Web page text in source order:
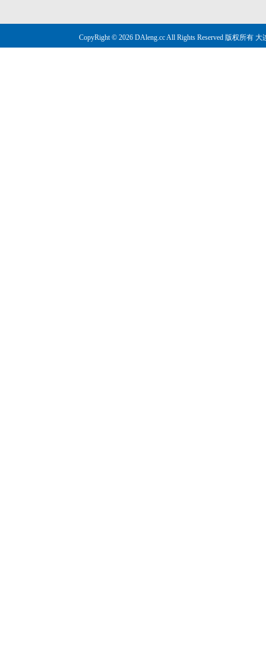
CopyRight © 2026 DAleng.cc All Rights Reserved 版权所